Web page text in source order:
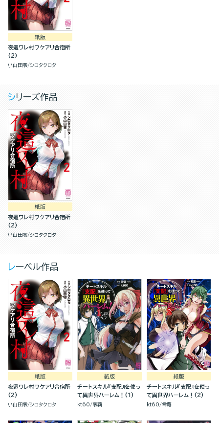
紙版
夜這ワレ村ワケアリ合宿所
(2)
小山田零 シロタクロタ
シリーズ作品
紙版
夜這ワレ村ワケアリ合宿所
(2)
小山田零 シロタクロタ
レーベル作品
紙版
夜這ワレ村ワケアリ合宿所
(2)
小山田零 シロタクロタ
紙版
チートスキル『支配』を使っ
て異世界ハーレム！(1)
kt60 零覇
紙版
チートスキル『支配』を使っ
て異世界ハーレム！(2)
kt60 零覇